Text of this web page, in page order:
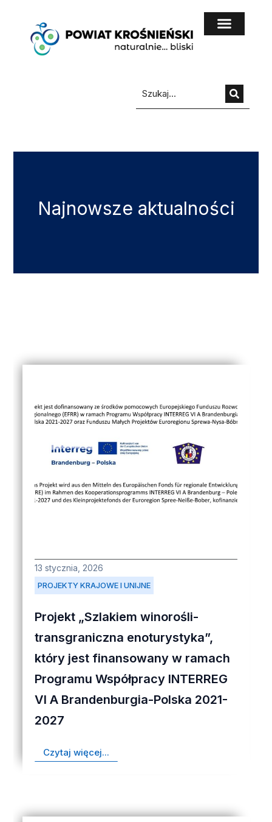
Najnowsze aktualności
PROJEKTY KRAJOWE I UNIJNE
13 stycznia, 2026
Projekt „Szlakiem winorośli-
transgraniczna enoturystyka”,
który jest finansowany w ramach
Programu Współpracy INTERREG
VI A Brandenburgia-Polska 2021-
2027
Czytaj więcej...